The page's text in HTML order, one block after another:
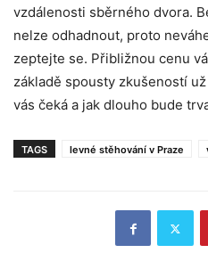
vzdálenosti sběrného dvora.
nelze odhadnout, proto
zeptejte se. Přibližnou cenu
základě spousty zkušeností
vás čeká a jak dlouho bude
TAGS levné stěhování v Praze